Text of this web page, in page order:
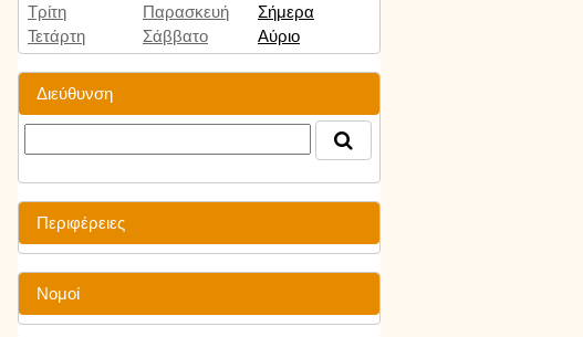
Τρίτη
Τετάρτη
Παρασκευή
Σάββατο
Σήμερα
Αύριο
Διεύθυνση
Περιφέρειες
Νομοί